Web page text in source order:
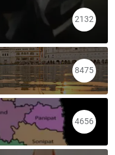
2132
8475
4656